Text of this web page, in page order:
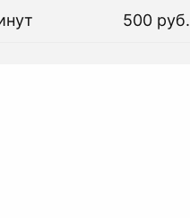
500 руб.